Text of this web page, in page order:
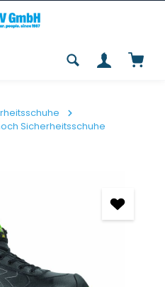
Sicherheitsschuhe